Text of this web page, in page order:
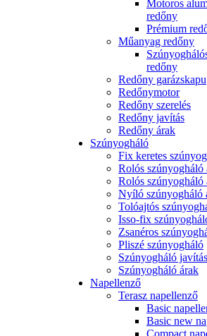
Motoros
redőny
Prémium
Műanyag redőny
redőny
Redőny garázskapu
Redőnymotor
Redőny szerelés
Redőny javítás
Redőny árak
Szúnyogháló
Fix keretes
Rolós szúnyogháló
Rolós szúnyogháló
Nyíló szúnyogháló
Tolóajtós
Isso-fix
Zsanéros
Pliszé szúnyogháló
Szúnyogháló javítás
Szúnyogháló árak
Napellenző
Terasz napellenző
Basic
Basic new
Compact